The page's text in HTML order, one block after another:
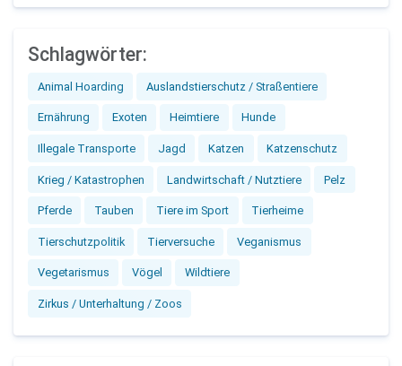
Schlagwörter:
Animal Hoarding Auslandstierschutz / Straßentiere
Ernährung Exoten Heimtiere Hunde
Illegale Transporte Jagd Katzen Katzenschutz
Krieg / Katastrophen Landwirtschaft / Nutztiere Pelz
Pferde Tauben Tiere im Sport Tierheime
Tierschutzpolitik Tierversuche Veganismus
Vegetarismus Vögel Wildtiere
Zirkus / Unterhaltung / Zoos